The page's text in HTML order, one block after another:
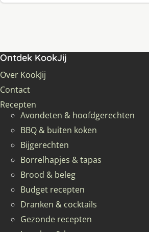
Ontdek KookJij
Over KookJij
Contact
Recepten
Avondeten & hoofdgerechten
BBQ & buiten koken
Bijgerechten
Borrelhapjes & tapas
Brood & beleg
Budget recepten
Dranken & cocktails
Gezonde recepten